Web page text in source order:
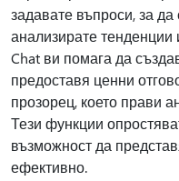
задавате въпроси, за
анализирате
Chat ви помага да
предоставя ценни
прозорец, което прави
Тези функции
възможност да
ефективно.